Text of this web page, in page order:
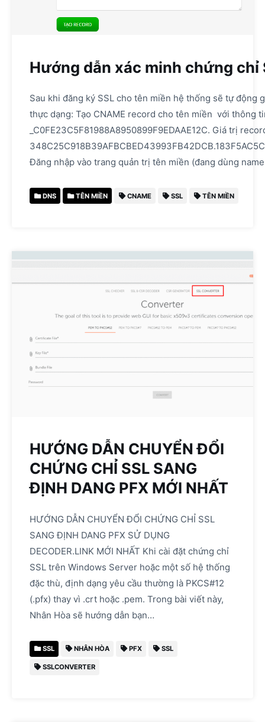
Hướng dẫn xác minh chứng chỉ
Sau khi đăng ký SSL cho tên miền hệ thống sẽ tự động
thực dạng: Tạo CNAME record cho tên miền với thông
_C0FE23C5F81988A8950899F9EDAAE12C. Giá trị
Đăng nhập vào trang quản trị tên miền (đang dùng
DNS TÊN MIỀN CNAME SSL TÊN MIỀN
HƯỚNG DẪN CHUYỂN ĐỔI
CHỨNG CHỈ SSL SANG
ĐỊNH DANG PFX MỚI NHẤT
HƯỚNG DẪN CHUYỂN ĐỔI CHỨNG CHỈ SSL
SANG ĐỊNH DANG PFX SỬ DỤNG
DECODER.LINK MỚI NHẤT Khi cài đặt chứng chỉ
SSL trên Windows Server hoặc một số hệ thống
đặc thù, định dạng yêu cầu thường là PKCS#12
(.pfx) thay vì .crt hoặc .pem. Trong bài viết này,
Nhân Hòa sẽ hướng dẫn bạn…
SSL NHÂN HÒA PFX SSL
SSLCONVERTER